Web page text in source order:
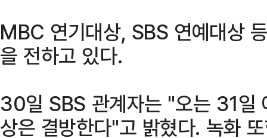
MBC 연기대상, SBS 연예대상
을 전하고 있다.
30일 SBS 관계자는 "오는 31
상은 결방한다"고 밝혔다. 녹화